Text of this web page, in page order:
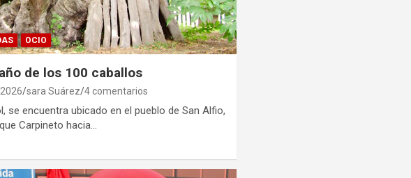
OCIO
de los 100 caballos
sara Suárez 4 comentarios
se encuentra ubicado en el pueblo de San Alfio,
Carpineto hacia…